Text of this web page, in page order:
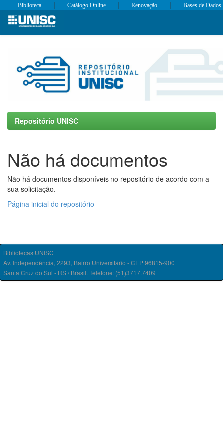
Skip
Biblioteca | Catálogo Online | Renovação | Bases de Dados
Repositório UNISC
Não há documentos
Não há documentos disponíveis no repositório de acordo com a
sua solicitação.
Página inicial do repositório
Bibliotecas UNISC
Av. Independência, 2293, Bairro Universitário - CEP 96815-900
Santa Cruz do Sul - RS / Brasil. Telefone: (51)3717.7409